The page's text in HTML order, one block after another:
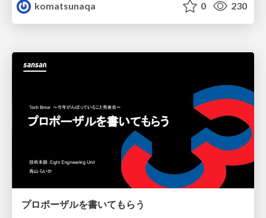
komatsunaqa
0 230
プロポーザルを書いてもらう